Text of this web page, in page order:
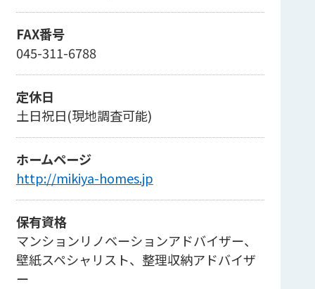
FAX番号
045-311-6788
定休日
土日祝日(現地調査可能)
ホームページ
http://mikiya-homes.jp
保有資格
マンションリノベーションアドバイザー、
壁紙スペシャリスト、整理収納アドバイザ
ー